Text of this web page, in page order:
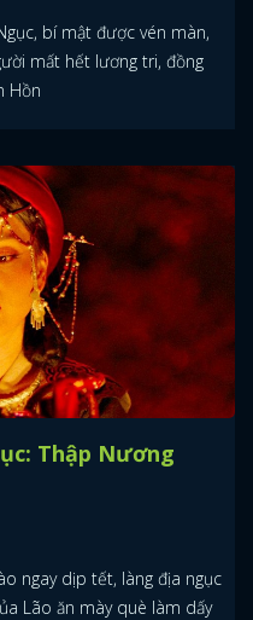
bí mật được vén màn,
mất hết lương tri, đồng
Hồn
Thập Nương
ngay dịp tết, làng địa ngục
Lão ăn mày què làm dấy